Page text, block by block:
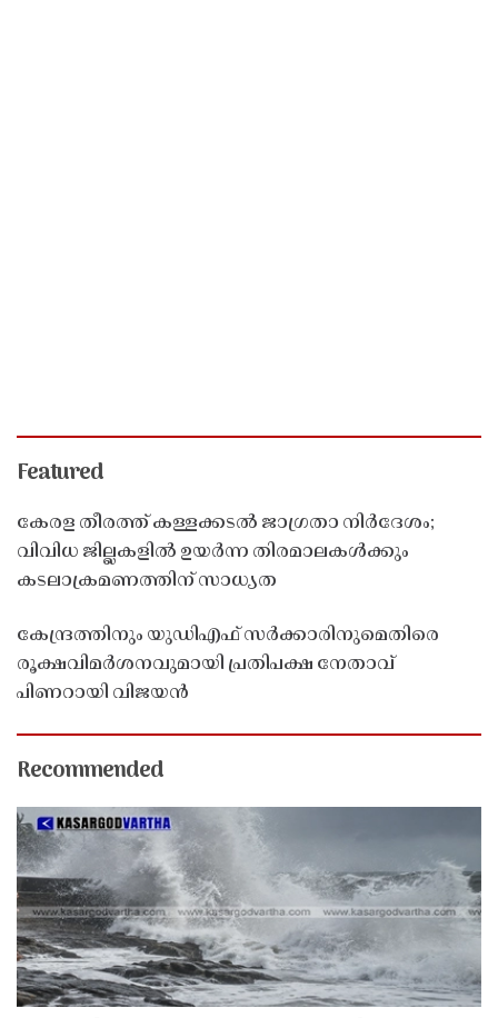
Featured
കേരള തീരത്ത് കള്ളക്കടൽ ജാഗ്രതാ നിർദേശം;
വിവിധ ജില്ലകളിൽ ഉയർന്ന തിരമാലകൾക്കും
കടലാക്രമണത്തിന് സാധ്യത
കേന്ദ്രത്തിനും യുഡിഎഫ് സർക്കാരിനുമെതിരെ
രൂക്ഷവിമർശനവുമായി പ്രതിപക്ഷ നേതാവ്
പിണറായി വിജയൻ
Recommended